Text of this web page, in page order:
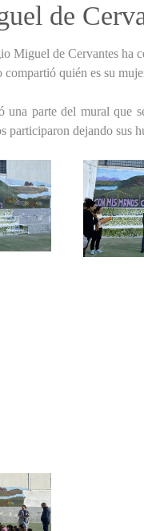
de
Miguel de Cervantes ha
quién es su
una parte del mural que
participaron dejando sus